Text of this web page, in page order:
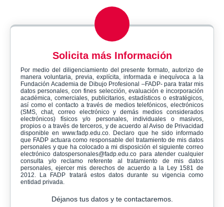
Solicita más Información
Por medio del diligenciamiento del presente formato, autorizo de
manera voluntaria, previa, explícita, informada e inequívoca a la
Fundación Academia de Dibujo Profesional –FADP- para tratar mis
datos personales, con fines selección, evaluación e incorporación
académica, comerciales, publicitarios, estadísticos o estratégicos,
así como el contacto a través de medios telefónicos, electrónicos
(SMS, chat, correo electrónico y demás medios considerados
electrónicos) físicos y/o personales, individuales o masivos,
propios o a través de terceros, y de acuerdo al Aviso de Privacidad
disponible en www.fadp.edu.co. Declaro que he sido informado
que FADP actuara como responsable del tratamiento de mis datos
personales y que ha colocado a mi disposición el siguiente correo
electrónico datospersonales@fadp.edu.co para atender cualquier
consulta y/o reclamo referente al tratamiento de mis datos
personales, ejercer mis derechos de acuerdo a la Ley 1581 de
2012. La FADP tratará estos datos durante su vigencia como
entidad privada.
Déjanos tus datos y te contactaremos.